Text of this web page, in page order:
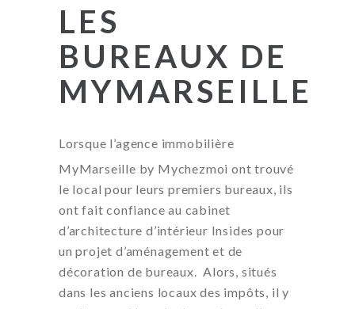
LES
BUREAUX DE
MYMARSEILLE
Lorsque l’agence immobilière
MyMarseille by Mychezmoi ont trouvé
le local pour leurs premiers bureaux, ils
ont fait confiance au cabinet
d’architecture d’intérieur Insides pour
un projet d’aménagement et de
décoration de bureaux. Alors, situés
dans les anciens locaux des impôts, il y